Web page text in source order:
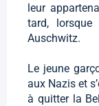
leur
tard,
Auschwitz.
Le jeune
aux Nazis et
à quitter la